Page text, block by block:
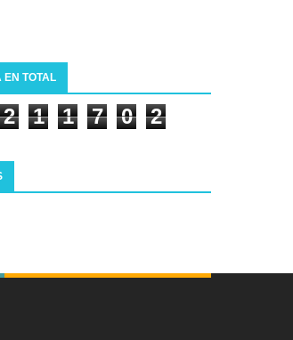
EN TOTAL
2 1 1 7 0 2